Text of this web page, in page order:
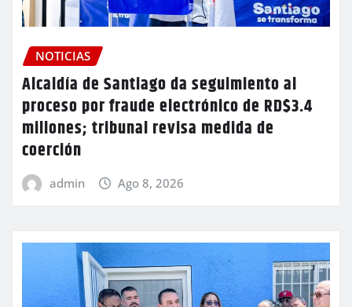
NOTICIAS
Alcaldía de Santiago da seguimiento al
proceso por fraude electrónico de RD$3.4
millones; tribunal revisa medida de
coerción
admin Ago 8, 2026